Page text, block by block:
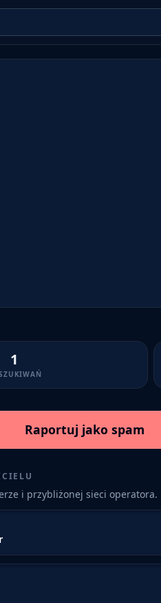
1
Raportuj jako spam
i przybliżonej sieci operatora.